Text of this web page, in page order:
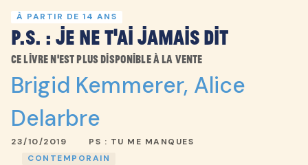
À PARTIR DE 14 ANS
P.S. : Je ne t'ai jamais dit
Ce livre n'est plus disponible à la vente
Brigid Kemmerer, Alice
Delarbre
23/10/2019
PS : TU ME MANQUES
CONTEMPORAIN